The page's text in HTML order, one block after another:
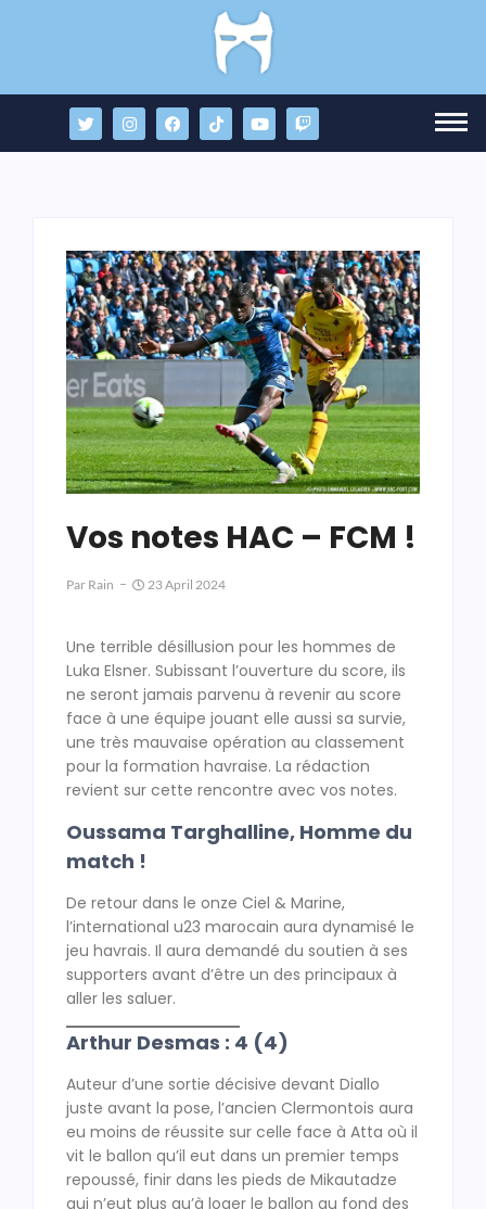
Vos notes HAC – FCM !
Par Rain 23 April 2024
Une terrible désillusion pour les hommes de
Luka Elsner. Subissant l’ouverture du score, ils
ne seront jamais parvenu à revenir au score
face à une équipe jouant elle aussi sa survie,
une très mauvaise opération au classement
pour la formation havraise. La rédaction
revient sur cette rencontre avec vos notes.
Oussama Targhalline, Homme du
match !
De retour dans le onze Ciel & Marine,
l’international u23 marocain aura dynamisé le
jeu havrais. Il aura demandé du soutien à ses
supporters avant d’être un des principaux à
aller les saluer.
Arthur Desmas : 4 (4)
Auteur d’une sortie décisive devant Diallo
juste avant la pose, l’ancien Clermontois aura
eu moins de réussite sur celle face à Atta où il
vit le ballon qu’il eut dans un premier temps
repoussé, finir dans les pieds de Mikautadze
qui n’eut plus qu’à loger le ballon au fond des